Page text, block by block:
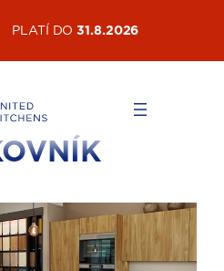
PLATÍ DO31.8.2026